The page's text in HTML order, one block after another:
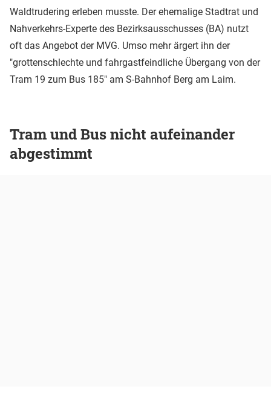
Waldtrudering erleben musste. Der ehemalige Stadtrat und
Nahverkehrs-Experte des Bezirksausschusses (BA) nutzt
oft das Angebot der MVG. Umso mehr ärgert ihn der
"grottenschlechte und fahrgastfeindliche Übergang von der
Tram 19 zum Bus 185" am S-Bahnhof Berg am Laim.
Tram und Bus nicht aufeinander
abgestimmt